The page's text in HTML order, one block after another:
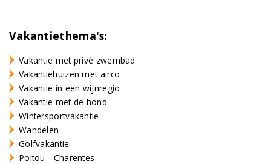
Vakantiethema's:
Vakantie met privé zwembad
Vakantiehuizen met airco
Vakantie in een wijnregio
Vakantie met de hond
Wintersportvakantie
Wandelen
Golfvakantie
Poitou - Charentes